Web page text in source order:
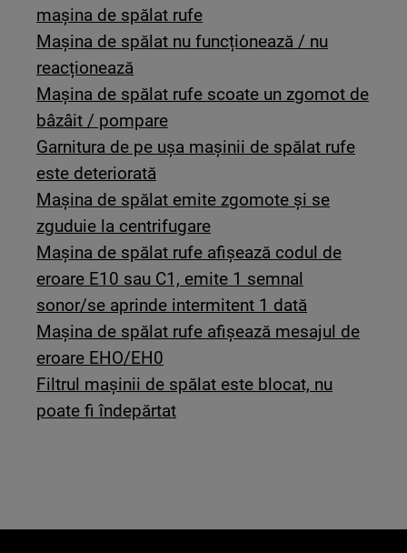
mașina de spălat rufe
Mașina de spălat nu funcționează / nu
reacționează
Mașina de spălat rufe scoate un zgomot de
bâzâit / pompare
Garnitura de pe ușa mașinii de spălat rufe
este deteriorată
Maşina de spălat emite zgomote şi se
zguduie la centrifugare
Mașina de spălat rufe afișează codul de
eroare E10 sau C1, emite 1 semnal
sonor/se aprinde intermitent 1 dată
Mașina de spălat rufe afișează mesajul de
eroare EHO/EH0
Filtrul mașinii de spălat este blocat, nu
poate fi îndepărtat